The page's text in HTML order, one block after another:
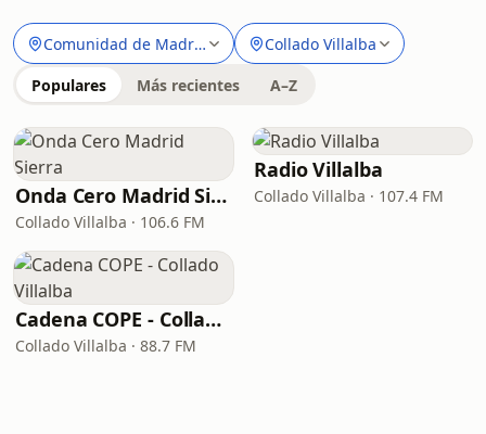
Comunidad de Madrid Collado Villalba
Populares Más recientes A–Z
Onda Cero Madrid Sierra
Collado Villalba · 106.6 FM
Radio Villalba
Collado Villalba · 107.4 FM
Cadena COPE - Collado Villalba
Collado Villalba · 88.7 FM